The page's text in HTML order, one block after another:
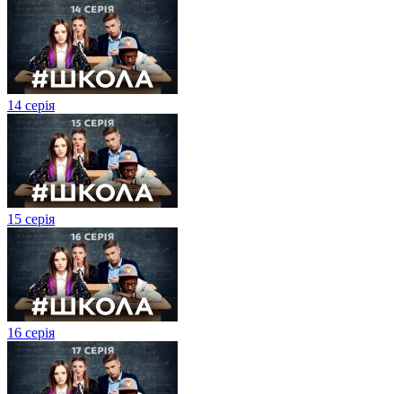
14 серія
15 серія
16 серія